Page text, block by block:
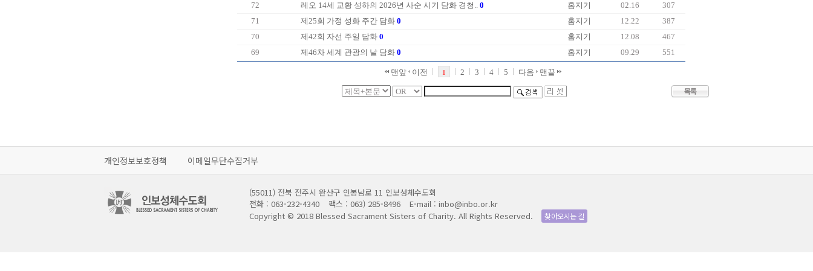
72
레오 14세 교황 성하의 2026년 사순 시기 담화 경청.. 0 홈지기 02.16
307
71
제25회 가정 성화 주간 담화 0 홈지기 12.22
387
70
제42회 자선 주일 담화 0 홈지기 12.08
467
69
제46차 세계 관광의 날 담화 0 홈지기 09.29 551
맨앞 이전 1 2 3 4 5 다음 맨끝
개인정보보호정책 이메일무단수집거부
(55011) 전북 전주시 완산구 인봉남로 11 인보성체수도회
전화 : 063-232-4340
팩스 : 063) 285-8496
E-mail : inbo@inbo.or.kr
Copyright © 2018 Blessed Sacrament Sisters of Charity. All Rights Reserved. 찾아오시는 길